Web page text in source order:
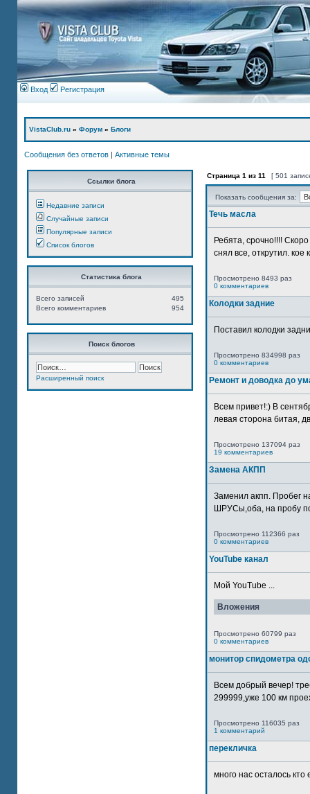
Вход Регистрация
VistaClub.ru » Форум » Блоги
Сообщения без ответов | Активные темы
Ссылки блога
Недавние записи
Случайные записи
Популярные записи
Список блогов
Статистика блога
495
Всего записей
954
Всего комментариев
Поиск блогов
Расширенный поиск
Страница 1 из 11 [ 501
Показать сообщения за:
Течь масла
Ребята, срочно!!!!
снял все, открутил. кое
Просмотрено 8493 раз
0 комментариев
Колодки задние
Поставил колодки
Просмотрено 834998 раз
0 комментариев
Ремонт и доводка до
Всем привет!:) В
левая сторона битая,
Просмотрено 137094 раз
19 комментариев
Замена АКПП
Заменил акпп. Пробег
ШРУСы,оба, на пробу
Просмотрено 112366 раз
0 комментариев
YouTube канал
Мой YouTube ...
Вложения
Просмотрено 60799 раз
0 комментариев
монитор спидометра
Всем добрый вечер!
299999,уже 100 км
Просмотрено 116035 раз
1 комментарий
перекличка
много нас осталось